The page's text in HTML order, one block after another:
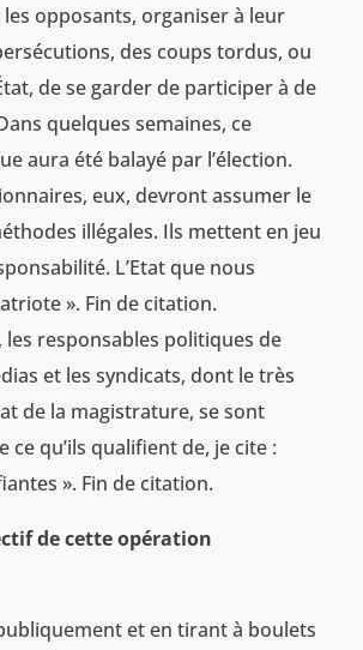
opposants, organiser à leur
des coups tordus, ou
de se garder de participer à de
quelques semaines, ce
aura été balayé par l’élection.
eux, devront assumer le
illégales. Ils mettent en jeu
L’Etat que nous
». Fin de citation.
responsables politiques de
et les syndicats, dont le très
de la magistrature, se sont
ce qu’ils qualifient de, je cite :
». Fin de citation.
de cette opération
et en tirant à boulets